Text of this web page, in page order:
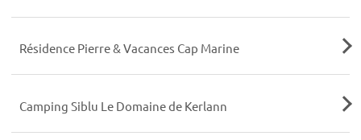
Résidence Pierre & Vacances Cap Marine
Camping Siblu Le Domaine de Kerlann